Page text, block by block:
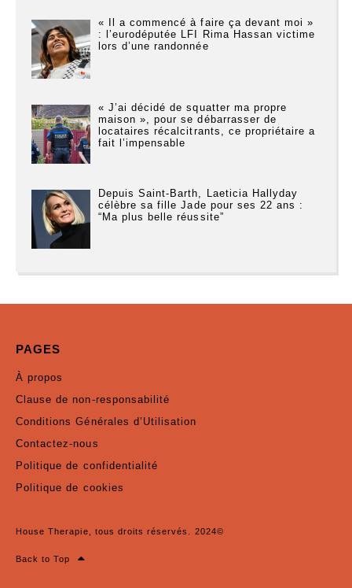
« Il a commencé à faire ça devant moi »
: l’eurodéputée LFI Rima Hassan victime
lors d’une randonnée
« J’ai décidé de squatter ma propre
maison », pour se débarrasser de
locataires récalcitrants, ce propriétaire a
fait l’impensable
Depuis Saint-Barth, Laeticia Hallyday
célèbre sa fille Jade pour ses 22 ans :
“Ma plus belle réussite”
PAGES
À propos
Clause de non-responsabilité
Conditions Générales d’Utilisation
Contactez-nous
Politique de confidentialité
Politique de cookies
House Therapie, tous droits réservés. 2024©
Back to Top